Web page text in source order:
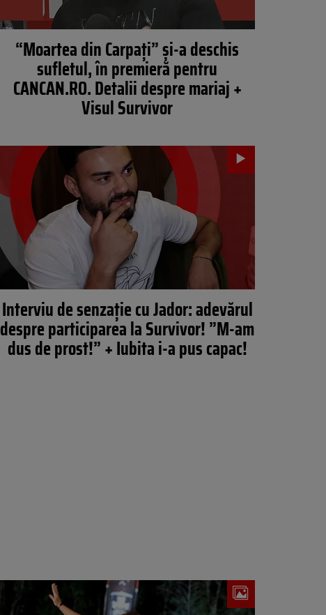
“Moartea din Carpați” și-a deschis
sufletul, în premieră pentru
CANCAN.RO. Detalii despre mariaj +
Visul Survivor
Interviu de senzație cu Jador: adevărul
despre participarea la Survivor! ”M-am
dus de prost!” + Iubita i-a pus capac!